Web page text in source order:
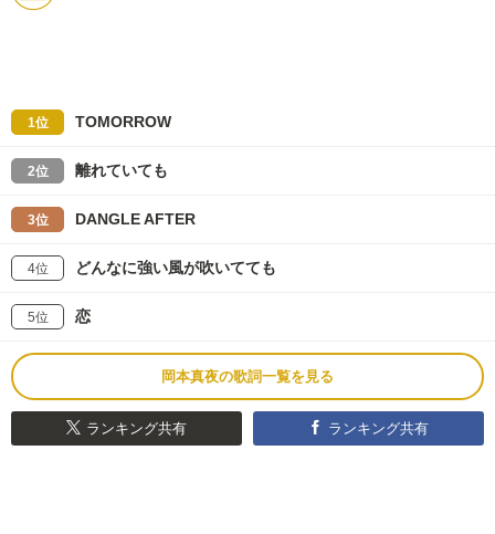
1位 TOMORROW
2位 離れていても
3位 DANGLE AFTER
4位 どんなに強い風が吹いてても
5位 恋
岡本真夜の歌詞一覧を見る
ランキング共有 ランキング共有